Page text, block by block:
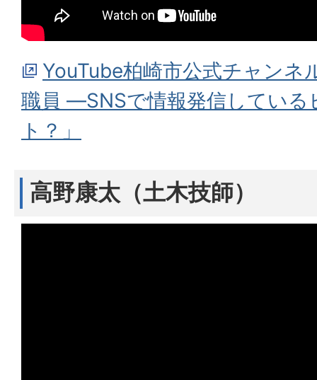
YouTube柏崎市公式チャンネ
職員 ―SNSで情報発信している
ト？」
高野康太（土木技師）